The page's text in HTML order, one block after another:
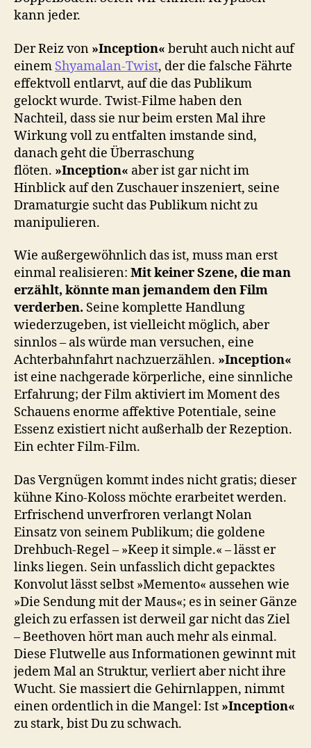
kann jeder.
Der Reiz von »Inception« beruht auch nicht auf
einem Shyamalan-Twist, der die falsche Fährte
effektvoll entlarvt, auf die das Publikum
gelockt wurde. Twist-Filme haben den
Nachteil, dass sie nur beim ersten Mal ihre
Wirkung voll zu entfalten imstande sind,
danach geht die Überraschung
flöten. »Inception« aber ist gar nicht im
Hinblick auf den Zuschauer inszeniert, seine
Dramaturgie sucht das Publikum nicht zu
manipulieren.
Wie außergewöhnlich das ist, muss man erst
einmal realisieren: Mit keiner Szene, die man
erzählt, könnte man jemandem den Film
verderben. Seine komplette Handlung
wiederzugeben, ist vielleicht möglich, aber
sinnlos – als würde man versuchen, eine
Achterbahnfahrt nachzuerzählen. »Inception«
ist eine nachgerade körperliche, eine sinnliche
Erfahrung; der Film aktiviert im Moment des
Schauens enorme affektive Potentiale, seine
Essenz existiert nicht außerhalb der Rezeption.
Ein echter Film-Film.
Das Vergnügen kommt indes nicht gratis; dieser
kühne Kino-Koloss möchte erarbeitet werden.
Erfrischend unverfroren verlangt Nolan
Einsatz von seinem Publikum; die goldene
Drehbuch-Regel – »Keep it simple.« – lässt er
links liegen. Sein unfasslich dicht gepacktes
Konvolut lässt selbst »Memento« aussehen wie
»Die Sendung mit der Maus«; es in seiner Gänze
gleich zu erfassen ist derweil gar nicht das Ziel
– Beethoven hört man auch mehr als einmal.
Diese Flutwelle aus Informationen gewinnt mit
jedem Mal an Struktur, verliert aber nicht ihre
Wucht. Sie massiert die Gehirnlappen, nimmt
einen ordentlich in die Mangel: Ist »Inception«
zu stark, bist Du zu schwach.